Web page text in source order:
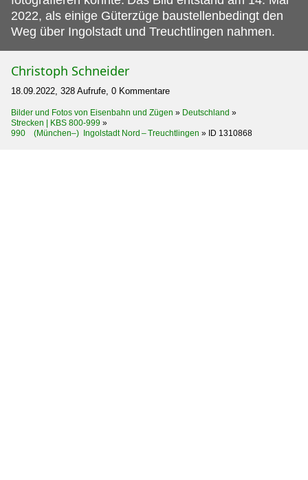
2022, als einige Güterzüge baustellenbedingt den
Weg über Ingolstadt und Treuchtlingen nahmen.
Christoph Schneider
18.09.2022, 328 Aufrufe, 0 Kommentare
Bilder und Fotos von Eisenbahn und Zügen » Deutschland »
Strecken | KBS 800-999 »
990 (München–) Ingolstadt Nord – Treuchtlingen » ID 1310868